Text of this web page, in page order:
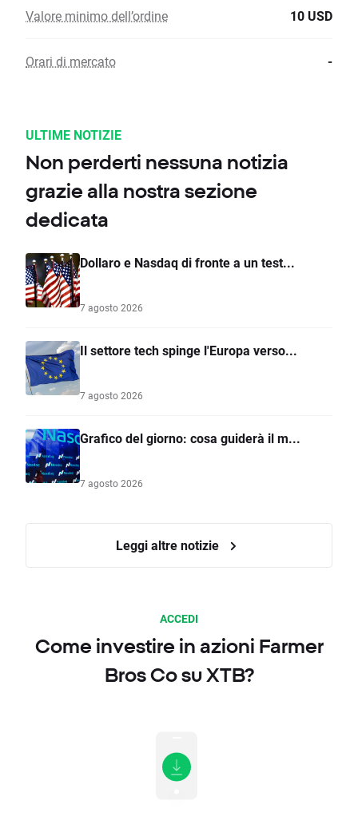
Valore minimo dell’ordine 10 USD
Orari di mercato -
ULTIME NOTIZIE
Non perderti nessuna notizia
grazie alla nostra sezione
dedicata
Dollaro e Nasdaq di fronte a un test...
7 agosto 2026
Il settore tech spinge l'Europa verso...
7 agosto 2026
Grafico del giorno: cosa guiderà il m...
7 agosto 2026
Leggi altre notizie
ACCEDI
Come investire in azioni Farmer
Bros Co su XTB?